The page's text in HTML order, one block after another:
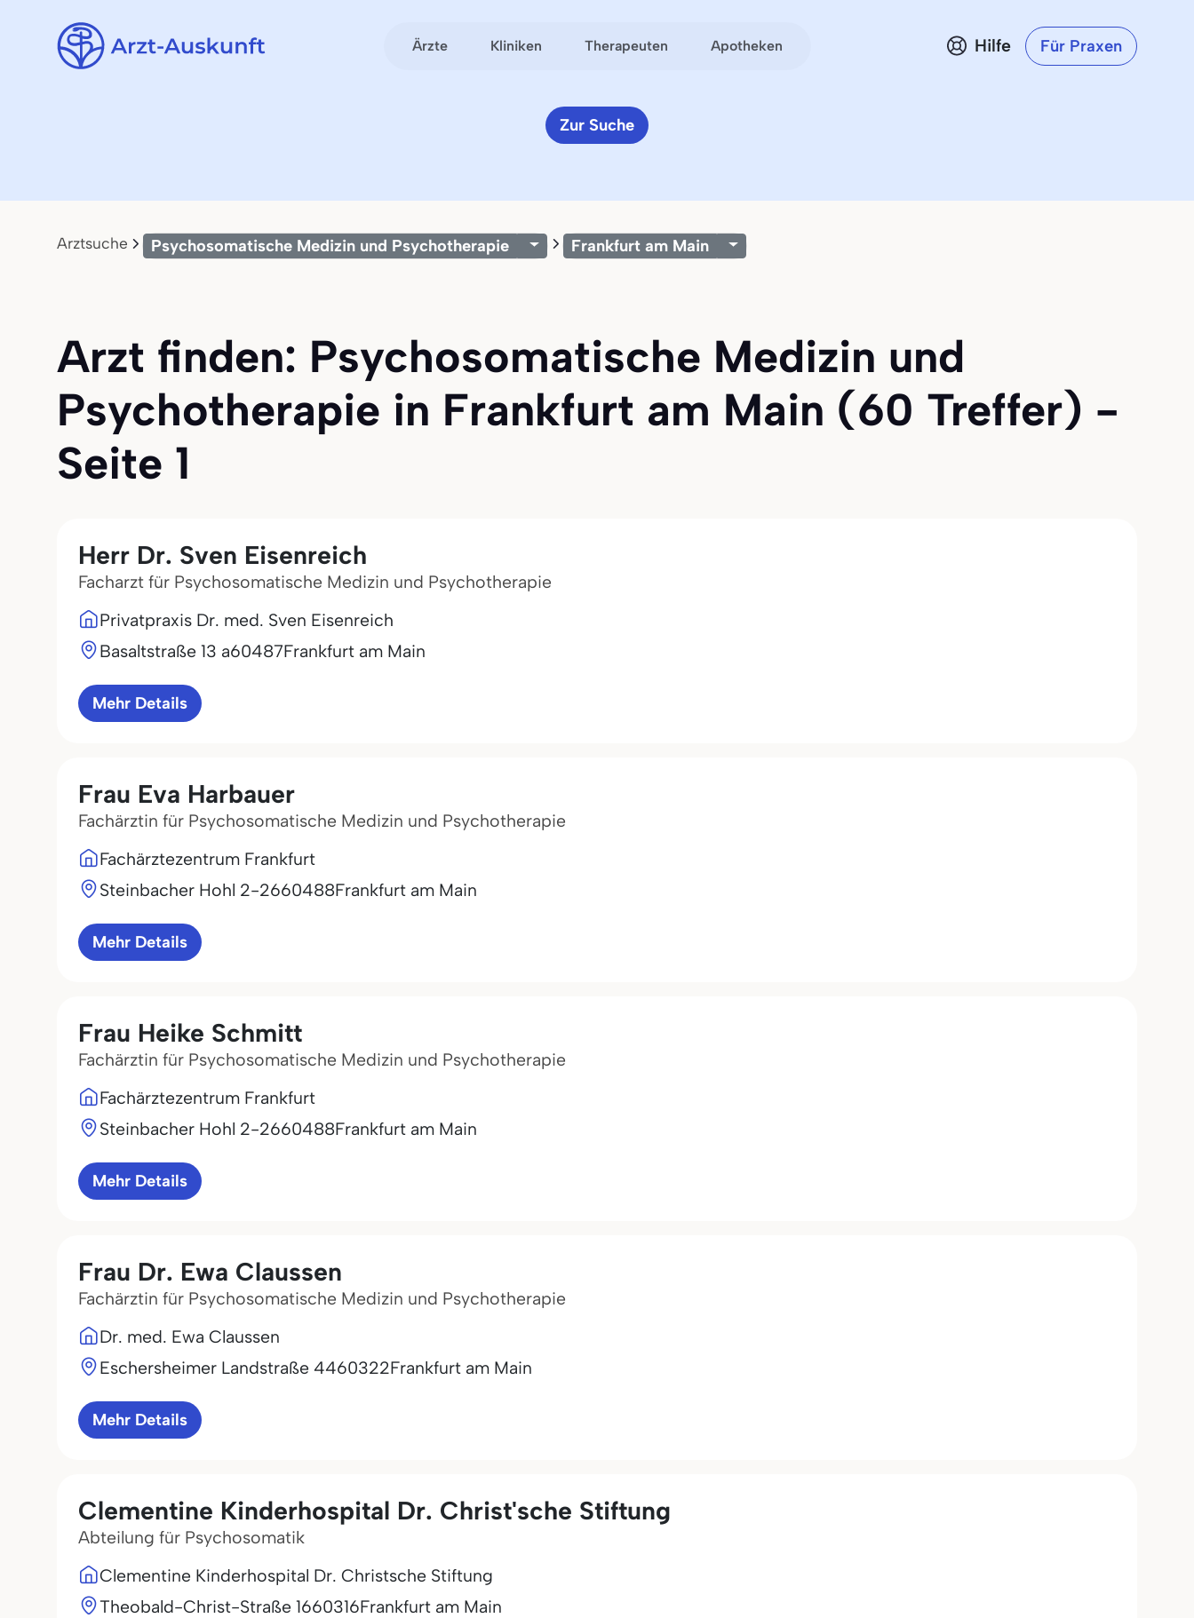
Ärzte Kliniken Therapeuten Apotheken Hilfe Für Praxen
Zur Suche
Arztsuche Psychosomatische Medizin und Psychotherapie Frankfurt am Main
Arzt finden: Psychosomatische Medizin und
Psychotherapie in Frankfurt am Main (60 Treffer) -
Seite 1
Herr Dr. Sven Eisenreich
Facharzt für Psychosomatische Medizin und Psychotherapie
Privatpraxis Dr. med. Sven Eisenreich
Basaltstraße 13 a60487Frankfurt am Main
Mehr Details
Frau Eva Harbauer
Fachärztin für Psychosomatische Medizin und Psychotherapie
Fachärztezentrum Frankfurt
Steinbacher Hohl 2-2660488Frankfurt am Main
Mehr Details
Frau Heike Schmitt
Fachärztin für Psychosomatische Medizin und Psychotherapie
Fachärztezentrum Frankfurt
Steinbacher Hohl 2-2660488Frankfurt am Main
Mehr Details
Frau Dr. Ewa Claussen
Fachärztin für Psychosomatische Medizin und Psychotherapie
Dr. med. Ewa Claussen
Eschersheimer Landstraße 4460322Frankfurt am Main
Mehr Details
Clementine Kinderhospital Dr. Christ'sche Stiftung
Abteilung für Psychosomatik
Clementine Kinderhospital Dr. Christsche Stiftung
Theobald-Christ-Straße 1660316Frankfurt am Main